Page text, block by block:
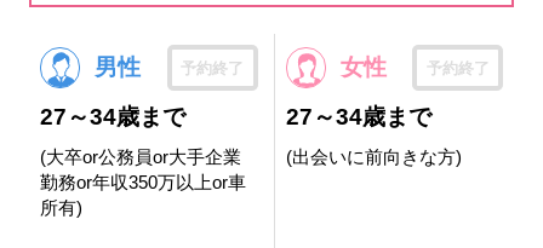
男性 予約終了
27～34歳まで
(大卒or公務員or大手企業
勤務or年収350万以上or車
所有)
女性 予約終了
27～34歳まで
(出会いに前向きな方)